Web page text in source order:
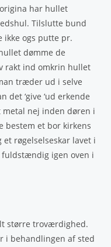
har hullet
Tilslutte bund
ikke ogs putte pr.
dømme de
rakt ind omkrin hullet
træder ud i selve
det ‘give ‘ud erkende
nej inden døren i
et bor kirkens
røgelselseskar lavet i
igen oven i
større troværdighed.
i behandlingen af sted